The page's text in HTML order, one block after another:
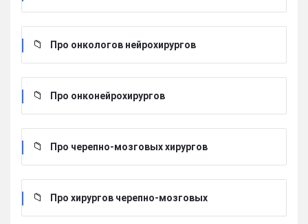
Про онкологов нейрохирургов
Про онконейрохирургов
Про черепно-мозговых хирургов
Про хирургов черепно-мозговых